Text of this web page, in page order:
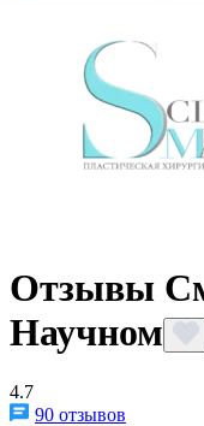
Отзывы
Научном
4.7
90 отзывов